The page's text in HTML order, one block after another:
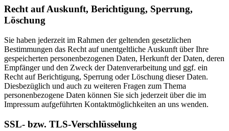
Recht auf Auskunft, Berichtigung, Sperrung,
Löschung
Sie haben jederzeit im Rahmen der geltenden gesetzlichen
Bestimmungen das Recht auf unentgeltliche Auskunft über Ihre
gespeicherten personenbezogenen Daten, Herkunft der Daten, deren
Empfänger und den Zweck der Datenverarbeitung und ggf. ein
Recht auf Berichtigung, Sperrung oder Löschung dieser Daten.
Diesbezüglich und auch zu weiteren Fragen zum Thema
personenbezogene Daten können Sie sich jederzeit über die im
Impressum aufgeführten Kontaktmöglichkeiten an uns wenden.
SSL- bzw. TLS-Verschlüsselung